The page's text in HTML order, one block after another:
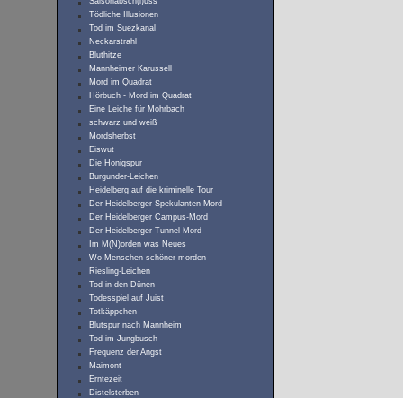
Tödliche Illusionen
Tod im Suezkanal
Neckarstrahl
Bluthitze
Mannheimer Karussell
Mord im Quadrat
Hörbuch - Mord im Quadrat
Eine Leiche für Mohrbach
schwarz und weiß
Mordsherbst
Eiswut
Die Honigspur
Burgunder-Leichen
Heidelberg auf die kriminelle Tour
Der Heidelberger Spekulanten-Mord
Der Heidelberger Campus-Mord
Der Heidelberger Tunnel-Mord
Im M(N)orden was Neues
Wo Menschen schöner morden
Riesling-Leichen
Tod in den Dünen
Todesspiel auf Juist
Totkäppchen
Blutspur nach Mannheim
Tod im Jungbusch
Frequenz der Angst
Maimont
Erntezeit
Distelsterben